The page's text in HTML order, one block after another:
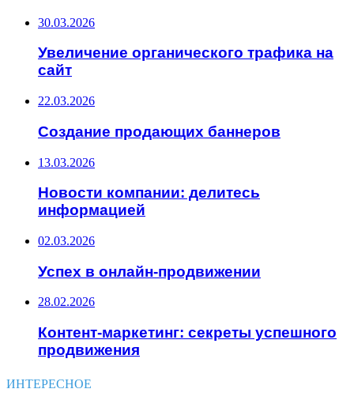
30.03.2026
Увеличение органического трафика на
сайт
22.03.2026
Создание продающих баннеров
13.03.2026
Новости компании: делитесь
информацией
02.03.2026
Успех в онлайн-продвижении
28.02.2026
Контент-маркетинг: секреты успешного
продвижения
ИНТЕРЕСНОЕ